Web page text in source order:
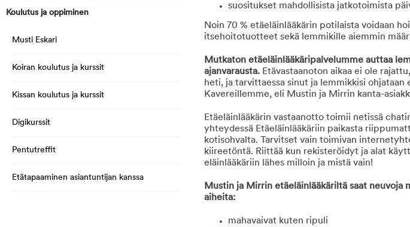
Koulutus ja oppiminen
Musti Eskari
Koiran koulutus ja kurssit
Kissan koulutus ja kurssit
Digikurssit
Pentutreffit
Etätapaaminen asiantuntijan kanssa
suositukset mahdollisista jatkotoimista
Noin 70 % etäeläinlääkärin potilaista voidaan
itsehoitotuotteet sekä lemmikille aiemmin
Mutkaton etäeläinlääkäripalvelumme auttaa
ajanvarausta. Etävastaanoton aikaa ei ole
heti, ja tarvittaessa sinut ja lemmikkisi
Kavereillemme, eli Mustin ja Mirrin kanta-
Etäeläinlääkärin vastaanotto toimii netissä
yhteydessä Etäeläinlääkäriin paikasta
kotisohvalta. Tarvitset vain toimivan
kiireetöntä. Riittää kun rekisteröidyt ja alat
eläinlääkäriin lähes milloin ja mistä vain!
Mustin ja Mirrin etäeläinlääkäriltä saat neuvoja
aiheita:
mahavaivat kuten ripuli